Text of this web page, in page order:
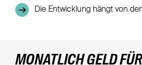
Die Entwicklung hängt von
MONATLICH GELD